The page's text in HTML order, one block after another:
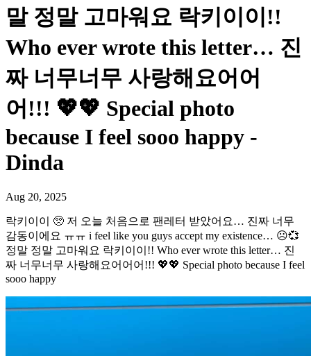
말 정말 고마워요 락키이이!!
Who ever wrote this letter… 진
짜 너무너무 사랑해요어어
어!!! 💖💖 Special photo
because I feel sooo happy -
Dinda
Aug 20, 2025
락키이이 🥺 저 오늘 처음으로 팬레터 받았어요… 진짜 너무
감동이에요 ㅠㅠ i feel like you guys accept my existence… ☹️💞
정말 정말 고마워요 락키이이!! Who ever wrote this letter… 진
짜 너무너무 사랑해요어어어!!! 💖💖 Special photo because I feel
sooo happy